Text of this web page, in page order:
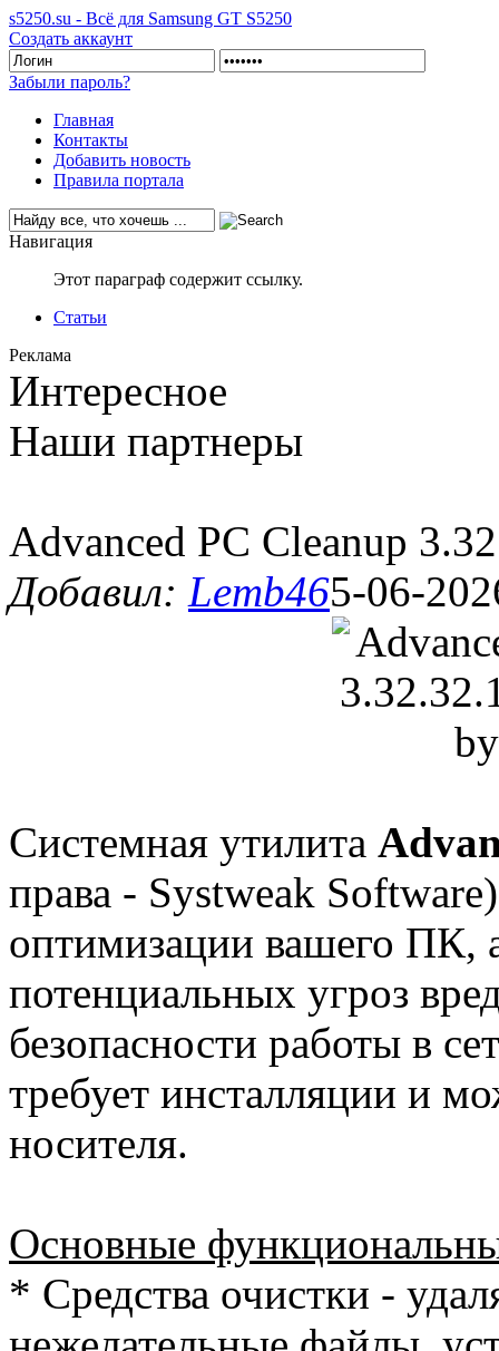
s5250.su - Всё для Samsung GT S5250
Создать аккаунт
Забыли пароль?
Главная
Контакты
Добавить новость
Правила портала
Навигация
Этот параграф содержит ссылку.
Статьи
Реклама
Интересное
Наши партнеры
Advanced PC Cleanup
Добавил: Lemb465-06-
Системная утилита
права - Systweak
оптимизации вашего ПК,
потенциальных угроз
безопасности работы в
требует инсталляции и
носителя.
Основные
* Средства очистки -